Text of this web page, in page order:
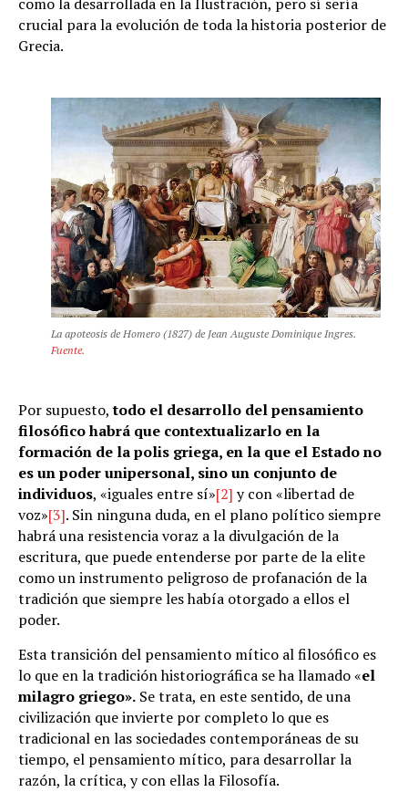
crucial para la evolución de toda la historia posterior de
Grecia.
La apoteosis de Homero (1827) de Jean Auguste Dominique Ingres.
Fuente.
Por supuesto,todo el desarrollo del pensamiento
filosófico habrá que contextualizarlo en la
formación de la polis griega, en la que el Estado no
es un poder unipersonal, sino un conjunto de
individuos, «iguales entre sí»[2] y con «libertad de
voz»[3]. Sin ninguna duda, en el plano político siempre
habrá una resistencia voraz a la divulgación de la
escritura, que puede entenderse por parte de la elite
como un instrumento peligroso de profanación de la
tradición que siempre les había otorgado a ellos el
poder.
Esta transición del pensamiento mítico al filosófico es
lo que en la tradición historiográfica se ha llamado «el
milagro griego». Se trata, en este sentido, de una
civilización que invierte por completo lo que es
tradicional en las sociedades contemporáneas de su
tiempo, el pensamiento mítico, para desarrollar la
razón, la crítica, y con ellas la Filosofía.